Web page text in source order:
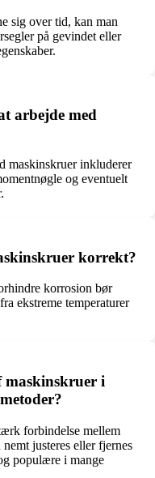
sig over tid, kan man
på gevindet eller
arbejde med
maskinskruer inkluderer
og eventuelt
korrekt?
korrosion bør
ekstreme temperaturer
maskinskruer i
forbindelse mellem
justeres eller fjernes
populære i mange